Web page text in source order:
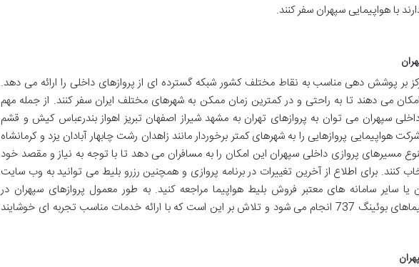
با هواپیمایی سپهران سفر کنند.
بر پوشش دهی مناسب به نقاط مختلف کشور شبکه گسترده ای از پروازهای داخلی را ارائه می دهد.
امکان می دهند تا به راحتی و در کمترین زمان ممکن به شهرهای مختلف ایران سفر کنند. از جمله مهم
سپهران می توان به پروازهای تهران به مشهد شیراز اصفهان تبریز اهواز بندرعباس کیش و قشم
هواپیمایی پروازهایی را به شهرهای کمتر برخوردار مانند زاهدان رشت چابهار آبادان یزد و کرمانشاه
مسیرهای پروازی داخلی سپهران این امکان را به مسافران می دهد تا با توجه به نیاز و مقصد خود
کنند. برای اطلاع از آخرین تغییرات در برنامه پروازی و همچنین رزرو بلیط می توانید به وب سایت
یا سایر سامانه های معتبر فروش بلیط هواپیما مراجعه کنید. به طور معمول پروازهای سپهران در
مسیرهای داخلی با هواپیماهای بوئینگ 737 انجام می شود و تلاش بر این است که با ارائه خدمات مناسب تجربه ای خوشایند